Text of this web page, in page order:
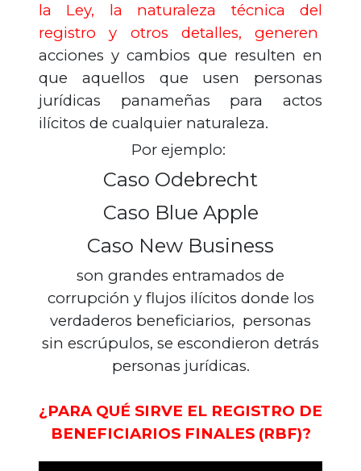
la Ley, la naturaleza técnica del
registro y otros detalles, generen
acciones y cambios que resulten en
que aquellos que usen personas
jurídicas panameñas para actos
ilícitos de cualquier naturaleza.
Por ejemplo:
Caso Odebrecht
Caso Blue Apple
Caso New Business
son grandes entramados de
corrupción y flujos ilícitos donde los
verdaderos beneficiarios, personas
sin escrúpulos, se escondieron detrás
personas jurídicas.
¿PARA QUÉ SIRVE EL REGISTRO DE
BENEFICIARIOS FINALES (RBF)?